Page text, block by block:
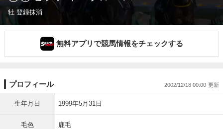
牡 登録抹消
無料アプリで競馬情報をチェックする
プロフィール 2002/12/18 00:00
生年月日 1999年5月31日
毛色 鹿毛